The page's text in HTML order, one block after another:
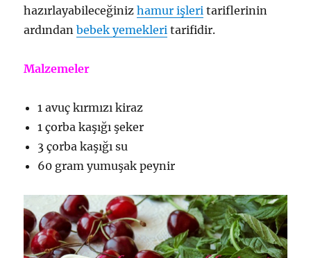
hazırlayabileceğinizhamur işleri tariflerinin
ardındanbebek yemekleri tarifidir.
Malzemeler
1 avuç kırmızı kiraz
1 çorba kaşığı şeker
3 çorba kaşığı su
60 gram yumuşak peynir